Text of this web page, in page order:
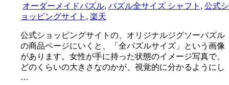
オーダーメイドパズル, パズル全サイズ シャフト , 公式シ
ョッピングサイト , 楽天
公式ショッピングサイトの、オリジナルジグソーパズル
の商品ページにいくと、「全パズルサイズ」という画像
があります。女性が手に持った状態のイメージ写真で、
どのくらいの大きさなのかが、視覚的に分かるようにし
…